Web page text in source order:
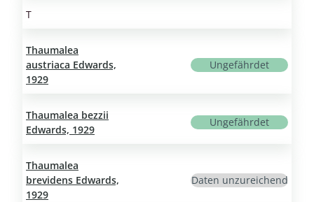
T
Thaumalea
austriaca Edwards,
1929
Ungefährdet
Thaumalea bezzii
Edwards, 1929
Ungefährdet
Thaumalea
brevidens Edwards,
1929
Daten unzureichend